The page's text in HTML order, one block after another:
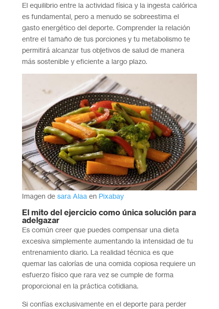
El equilibrio entre la actividad física y la ingesta calórica
es fundamental, pero a menudo se sobreestima el
gasto energético del deporte. Comprender la relación
entre el tamaño de tus porciones y tu metabolismo te
permitirá alcanzar tus objetivos de salud de manera
más sostenible y eficiente a largo plazo.
Imagen de sara Alaa en Pixabay
El mito del ejercicio como única solución para
adelgazar
Es común creer que puedes compensar una dieta
excesiva simplemente aumentando la intensidad de tu
entrenamiento diario. La realidad técnica es que
quemar las calorías de una comida copiosa requiere un
esfuerzo físico que rara vez se cumple de forma
proporcional en la práctica cotidiana.
Si confías exclusivamente en el deporte para perder